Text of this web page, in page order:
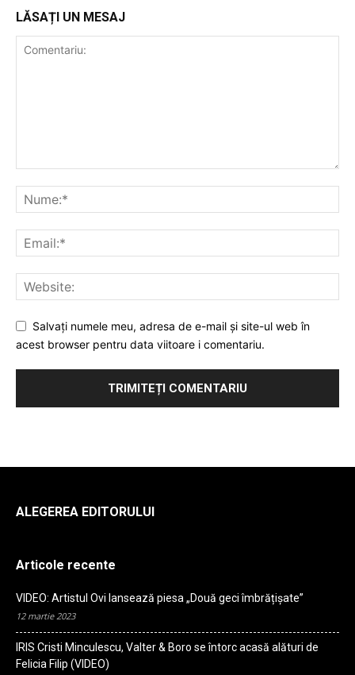
LĂSAȚI UN MESAJ
Salvați numele meu, adresa de e-mail și site-ul web în
acest browser pentru data viitoare i comentariu.
ALEGEREA EDITORULUI
Articole recente
VIDEO: Artistul Ovi lansează piesa „Două geci îmbrățișate”
12 martie 2023
IRIS Cristi Minculescu, Valter & Boro se întorc acasă alături de
Felicia Filip (VIDEO)